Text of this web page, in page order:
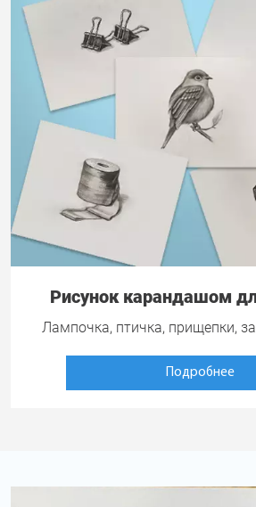
Рисунок карандашом
Лампочка, птичка, прищепки,
Подробнее